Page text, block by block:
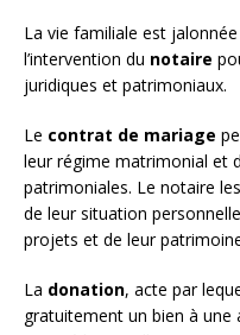
La vie familiale est
l’intervention du notaire
juridiques et patrimoniaux.
Le contrat de mariage
leur régime matrimonial et
patrimoniales. Le notaire
de leur situation
projets et de leur
La donation, acte par
gratuitement un bien à